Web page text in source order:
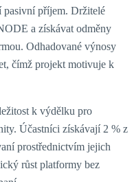
pasivní příjem. Držitelé
a získávat odměny
Odhadované výnosy
čímž projekt motivuje k
k výdělku pro
Účastníci získávají 2 % z
prostřednictvím jejich
růst platformy bez